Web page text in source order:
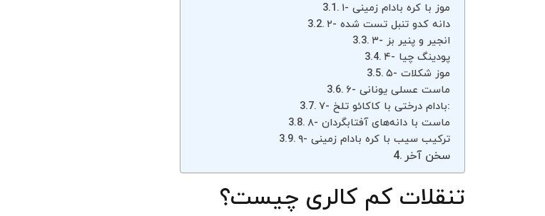
۱- موز با کره بادام زمینی
۲- دانه کدو تنبل تست شده
۳- انجیر و پنیر بز
۴- پودینگ چیا
۵- موز شکلات
۶- ماست عسلی یونانی
۷- بادام درختی با کاکائو تلخ:
۸- ماست با دانه‌های آفتابگردان
۹- ترکیب سیب با کره بادام زمینی
سخن آخر
تنقلات کم کالری چیست؟